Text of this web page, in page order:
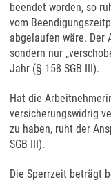
beendet worden, so
vom
abgelaufen wäre. Der
sondern nur
Jahr (§ 158 SGB III).
Hat die
versicherungswidrig
zu haben, ruht der
SGB III).
Die Sperrzeit beträgt